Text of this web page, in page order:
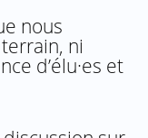
nous
ni
d’élu·es et